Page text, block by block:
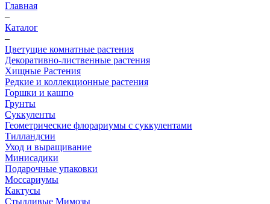
Главная
–
Каталог
–
Цветущие комнатные растения
Декоративно-лиственные растения
Хищные Растения
Редкие и коллекционные растения
Горшки и кашпо
Грунты
Суккуленты
Геометрические флорариумы с суккулентами
Тилландсии
Уход и выращивание
Минисадики
Подарочные упаковки
Моссариумы
Кактусы
Стыдливые Мимозы